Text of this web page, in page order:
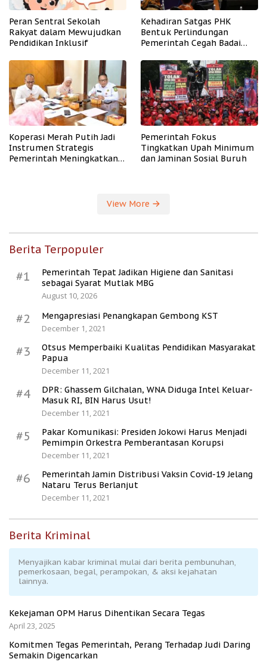
Peran Sentral Sekolah
Rakyat dalam Mewujudkan
Pendidikan Inklusif
Kehadiran Satgas PHK
Bentuk Perlindungan
Pemerintah Cegah Badai
Koperasi Merah Putih Jadi
Instrumen Strategis
Pemerintah Meningkatkan
Pemerintah Fokus
Tingkatkan Upah Minimum
dan Jaminan Sosial Buruh
View More
Berita Terpopuler
#1
Pemerintah Tepat Jadikan Higiene dan Sanitasi
sebagai Syarat Mutlak MBG
August 10, 2026
#2
Mengapresiasi Penangkapan Gembong KST
December 1, 2021
#3
Otsus Memperbaiki Kualitas Pendidikan Masyarakat
Papua
December 11, 2021
#4
DPR: Ghassem Gilchalan, WNA Diduga Intel Keluar-
Masuk RI, BIN Harus Usut!
December 11, 2021
#5
Pakar Komunikasi: Presiden Jokowi Harus Menjadi
Pemimpin Orkestra Pemberantasan Korupsi
December 11, 2021
#6
Pemerintah Jamin Distribusi Vaksin Covid-19 Jelang
Nataru Terus Berlanjut
December 11, 2021
Berita Kriminal
Menyajikan kabar kriminal mulai dari berita pembunuhan,
pemerkosaan, begal, perampokan, & aksi kejahatan
lainnya.
Kekejaman OPM Harus Dihentikan Secara Tegas
April 23, 2025
Komitmen Tegas Pemerintah, Perang Terhadap Judi Daring
Semakin Digencarkan